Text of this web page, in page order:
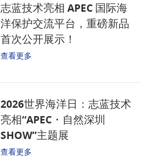
志蓝技术亮相 APEC 国际海
洋保护交流平台，重磅新品
首次公开展示！
查看更多
2026世界海洋日：志蓝技术
亮相“APEC・自然深圳
SHOW”主题展
查看更多